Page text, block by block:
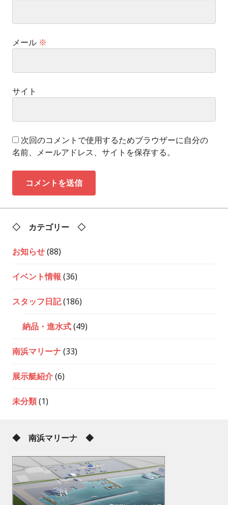
メール ※
サイト
次回のコメントで使用するためブラウザーに自分の
名前、メールアドレス、サイトを保存する。
◇ カテゴリー ◇
お知らせ(88)
イベント情報 (36)
スタッフ日記(186)
納品・進水式(49)
南浜マリーナ(33)
展示艇紹介(6)
未分類(1)
◆ 南浜マリーナ ◆